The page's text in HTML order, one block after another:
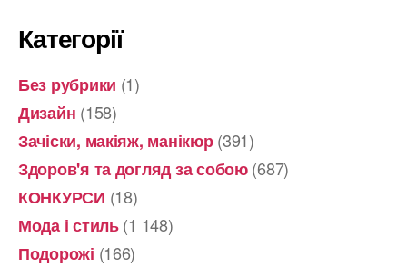
Категорії
Без рубрики (1)
Дизайн (158)
Зачіски, макіяж, манікюр(391)
Здоров'я та догляд за собою(687)
КОНКУРСИ (18)
Мода і стиль(1 148)
Подорожі (166)